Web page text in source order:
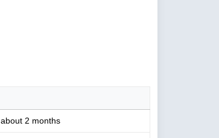
about 2 months